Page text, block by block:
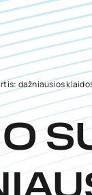
dažniausios